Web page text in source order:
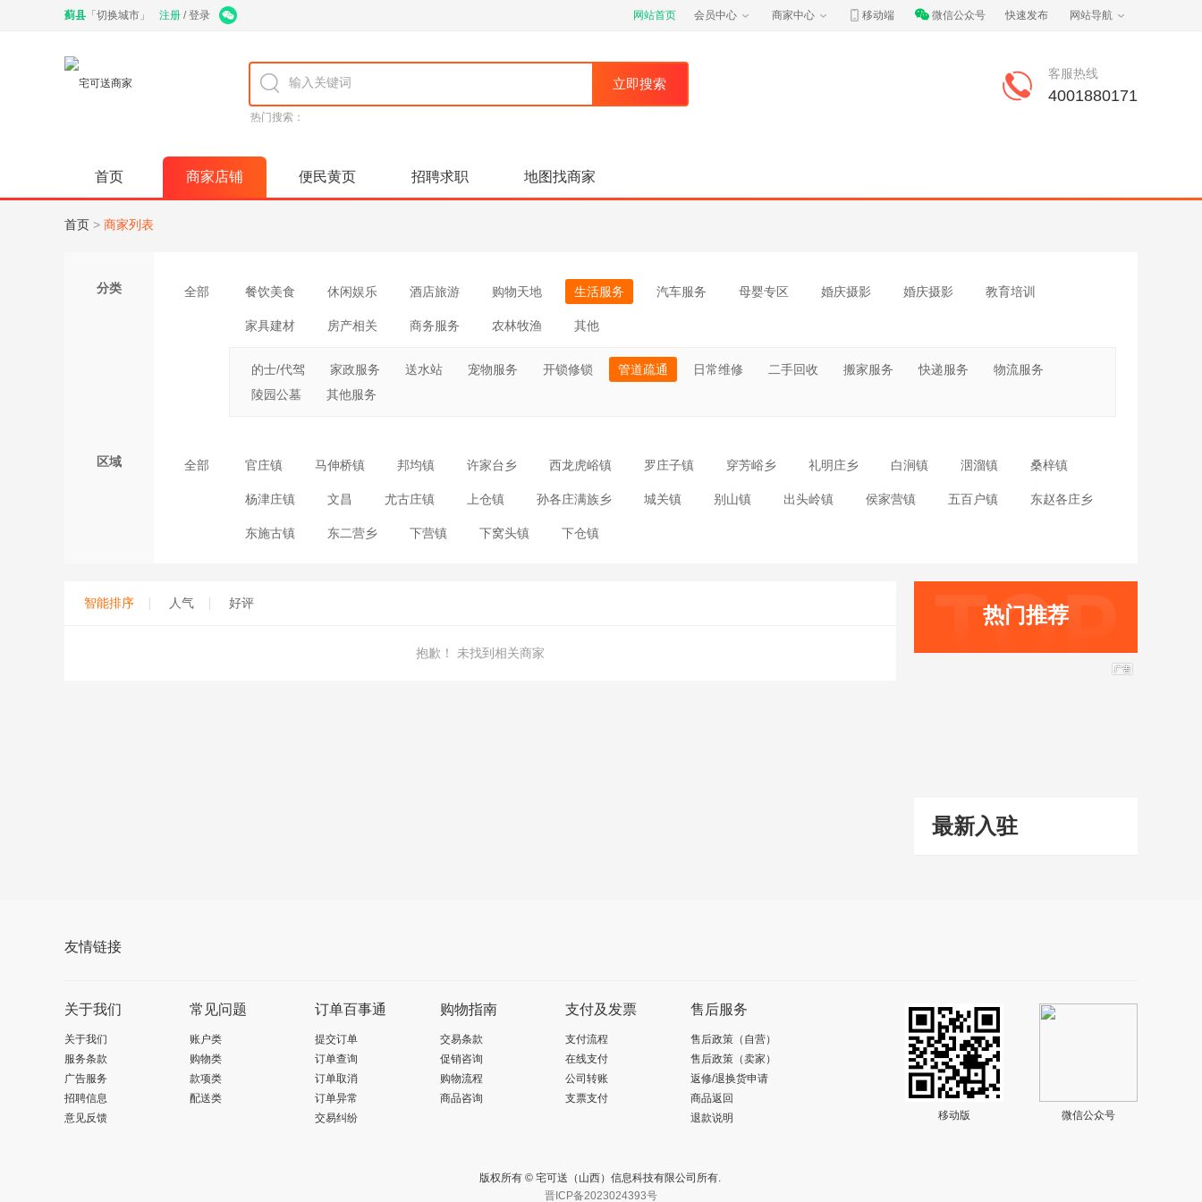
蓟县 「 切换城市 」 注册 /登录 网站首页 会员中心 商家中心 移动端 微信公众号 快速发布 网站导航
热门搜索：
客服热线
4001880171
首页 商家店铺 便民黄页 招聘求职 地图找商家
首页 > 商家列表
分类 全部 餐饮美食 休闲娱乐 酒店旅游 购物天地 生活服务 汽车服务 母婴专区 婚庆摄影 婚庆摄影 教育培训
家具建材 房产相关 商务服务 农林牧渔 其他
的士/代驾 家政服务 送水站 宠物服务 开锁修锁 管道疏通 日常维修 二手回收 搬家服务 快递服务
物流服务
陵园公墓
其他服务
区域 全部 官庄镇 马伸桥镇 邦均镇 许家台乡 西龙虎峪镇 罗庄子镇 穿芳峪乡 礼明庄乡 白涧镇 洇溜镇 桑梓镇
杨津庄镇 文昌 尤古庄镇 上仓镇 孙各庄满族乡 城关镇 别山镇 出头岭镇 侯家营镇 五百户镇 东赵各庄乡
东施古镇 东二营乡 下营镇 下窝头镇 下仓镇
智能排序 人气 好评
抱歉！ 未找到相关商家
热门推荐
最新入驻
友情链接
关于我们
关于我们
服务条款
广告服务
招聘信息
意见反馈
常见问题
账户类
购物类
款项类
配送类
订单百事通
提交订单
订单查询
订单取消
订单异常
交易纠纷
购物指南
交易条款
促销咨询
购物流程
商品咨询
支付及发票
支付流程
在线支付
公司转账
支票支付
售后服务
售后政策（自营）
售后政策（卖家）
返修/退换货申请
商品返回
退款说明
移动版 微信公众号
版权所有 © 宅可送（山西）信息科技有限公司所有.
晋ICP备2023024393号